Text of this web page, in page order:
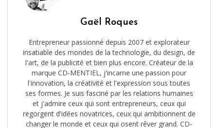
Gaël Roques
Entrepreneur passionné depuis 2007 et explorateur
insatiable des mondes de la technologie, du design, de
l'art, de la publicité et bien plus encore. Créateur de la
marque CD-MENTIEL, j'incarne une passion pour
l'innovation, la créativité et l'expression sous toutes
ses formes. Je suis fasciné par les relations humaines
et j'admire ceux qui sont entrepreneurs, ceux qui
regorgent d'idées novatrices, ceux qui ambitionnent de
changer le monde et ceux qui osent rêver grand. CD-